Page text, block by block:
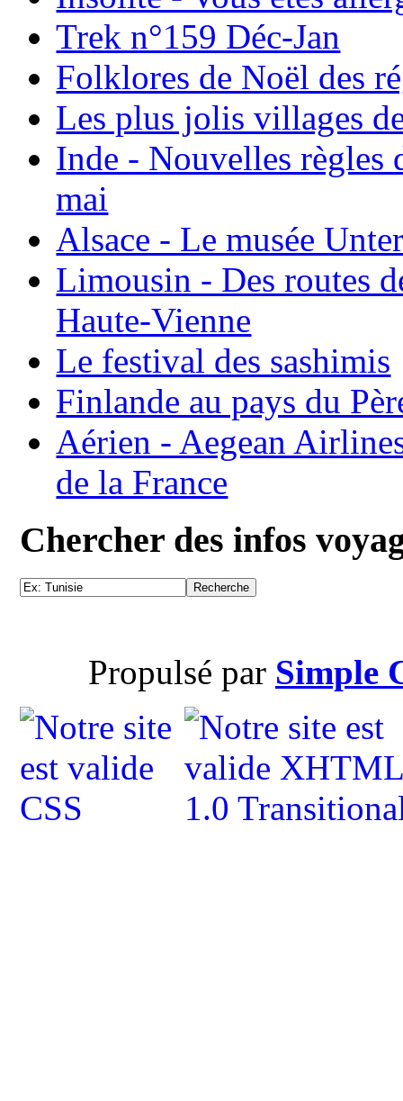
Trek n°159 Déc-Jan
Folklores de Noël des
Les plus jolis villages
Inde - Nouvelles règles
mai
Alsace - Le musée
Limousin - Des routes
Haute-Vienne
Le festival des sashimis
Finlande au pays du
Aérien - Aegean
de la France
Chercher des infos
Propulsé par Simple